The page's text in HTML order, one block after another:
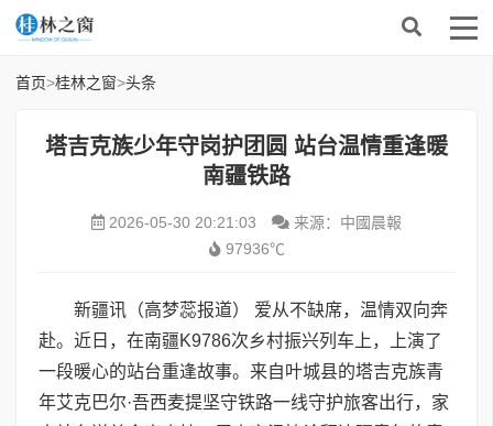
首页>桂林之窗>头条
塔吉克族少年守岗护团圆 站台温情重逢暖
南疆铁路
2026-05-30 20:21:03
来源：中國晨報
97936℃
新疆讯（高梦蕊报道） 爱从不缺席，温情双向奔
赴。近日，在南疆K9786次乡村振兴列车上，上演了
一段暖心的站台重逢故事。来自叶城县的塔吉克族青
年艾克巴尔·吾西麦提坚守铁路一线守护旅客出行，家